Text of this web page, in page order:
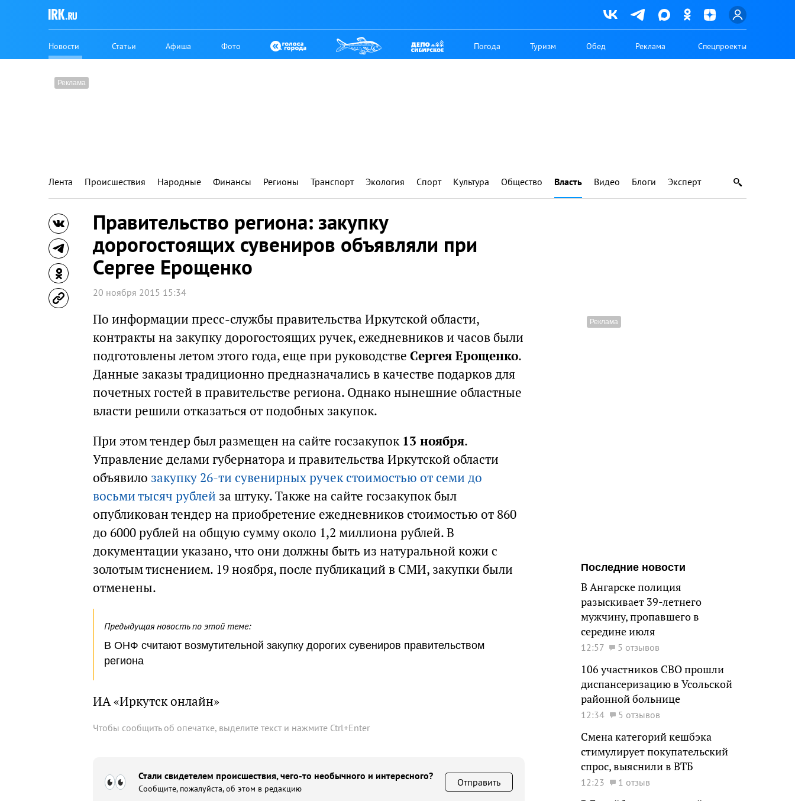
Новости Статьи Афиша Фото Погода Туризм Обед Реклама Спецпроекты
Лента Происшествия Народные Финансы Регионы Транспорт Экология Спорт Культура Общество Власть Видео Блоги Эксперт
Правительство региона: закупку
дорогостоящих сувениров объявляли при
Сергее Ерощенко
20 ноября 2015 15:34
По информации пресс-службы правительства Иркутской области,
контракты на закупку дорогостоящих ручек, ежедневников и часов были
подготовлены летом этого года, еще при руководстве Сергея Ерощенко.
Данные заказы традиционно предназначались в качестве подарков для
почетных гостей в правительстве региона. Однако нынешние областные
власти решили отказаться от подобных закупок.
При этом тендер был размещен на сайте госзакупок 13 ноября.
Управление делами губернатора и правительства Иркутской области
объявило закупку 26-ти сувенирных ручек стоимостью от семи до
восьми тысяч рублей за штуку. Также на сайте госзакупок был
опубликован тендер на приобретение ежедневников стоимостью от 860
до 6000 рублей на общую сумму около 1,2 миллиона рублей. В
документации указано, что они должны быть из натуральной кожи с
золотым тиснением. 19 ноября, после публикаций в СМИ, закупки были
отменены.
Предыдущая новость по этой теме:
В ОНФ считают возмутительной закупку дорогих сувениров правительством
региона
ИА «Иркутск онлайн»
Чтобы сообщить об опечатке, выделите текст и нажмите Ctrl+Enter
Стали свидетелем происшествия, чего-то необычного и интересного?
Сообщите, пожалуйста, об этом в редакцию
Отправить
Последние новости
В Ангарске полиция
разыскивает 39-летнего
мужчину, пропавшего в
середине июля
12:57 5 отзывов
106 участников СВО прошли
диспансеризацию в Усольской
районной больнице
12:34 5 отзывов
Смена категорий кешбэка
стимулирует покупательский
спрос, выяснили в ВТБ
12:23 1 отзыв